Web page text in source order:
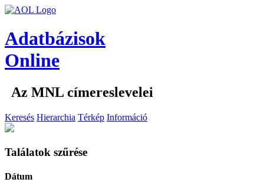
Adatbázisok
Online
Az MNL címereslevelei
Keresés Hierarchia Térkép Információ
Találatok szűrése
Dátum